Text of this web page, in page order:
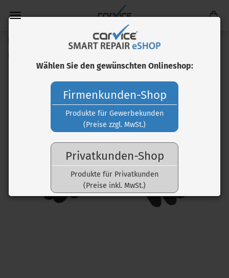
Wählen Sie den gewünschten Onlineshop:
Firmenkunden-Shop
Produkte für Gewerbekunden
(Preise zzgl. MwSt.)
Privatkunden-Shop
Produkte für Privatkunden
(Preise inkl. MwSt.)
Schutzhandschuhe T60185 für Wheel Blaster EVO